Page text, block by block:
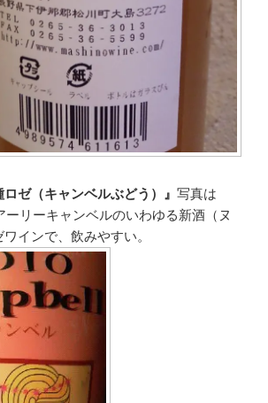
ロゼ（キャンベルぶどう）』 写真は
ーリーキャンベルのいわゆる新酒（ヌ
インで、飲みやすい。